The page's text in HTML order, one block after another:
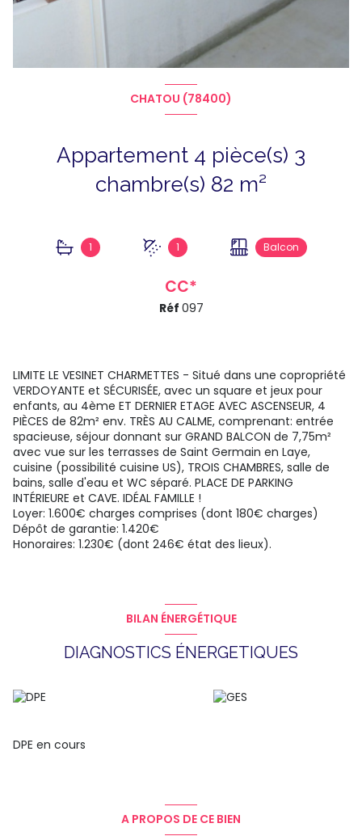
CHATOU (78400)
Appartement 4 pièce(s) 3
chambre(s) 82 m²
1 1 Balcon
CC*
Réf 097
LIMITE LE VESINET CHARMETTES - Situé dans une copropriété
VERDOYANTE et SÉCURISÉE, avec un square et jeux pour
enfants, au 4ème ET DERNIER ETAGE AVEC ASCENSEUR, 4
PIÈCES de 82m² env. TRÈS AU CALME, comprenant: entrée
spacieuse, séjour donnant sur GRAND BALCON de 7,75m²
avec vue sur les terrasses de Saint Germain en Laye,
cuisine (possibilité cuisine US), TROIS CHAMBRES, salle de
bains, salle d'eau et WC séparé. PLACE DE PARKING
INTÉRIEURE et CAVE. IDÉAL FAMILLE !
Loyer: 1.600€ charges comprises (dont 180€ charges)
Dépôt de garantie: 1.420€
Honoraires: 1.230€ (dont 246€ état des lieux).
BILAN ÉNERGÉTIQUE
DIAGNOSTICS ÉNERGETIQUES
DPE en cours
A PROPOS DE CE BIEN